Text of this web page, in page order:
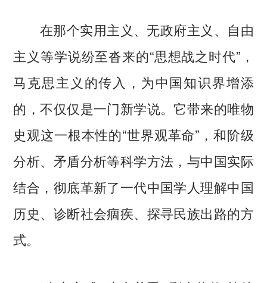
在那个实用主义、无政府主义、自由
主义等学说纷至沓来的“思想战之时代”，
马克思主义的传入，为中国知识界增添
的，不仅仅是一门新学说。它带来的唯物
史观这一根本性的“世界观革命”，和阶级
分析、矛盾分析等科学方法，与中国实际
结合，彻底革新了一代中国学人理解中国
历史、诊断社会痼疾、探寻民族出路的方
式。